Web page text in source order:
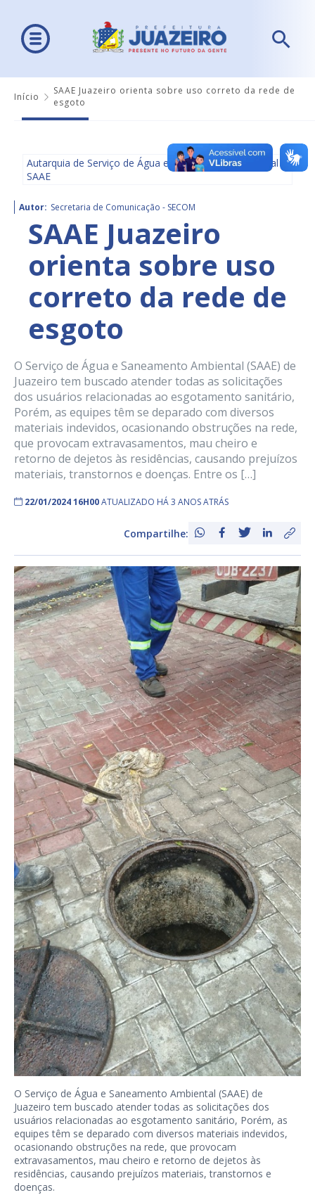
Início
SAAE Juazeiro orienta sobre uso correto da rede de
esgoto
Autarquia de Serviço de Água e Saneamento Ambiental -
SAAE
Autor: Secretaria de Comunicação - SECOM
SAAE Juazeiro
orienta sobre uso
correto da rede de
esgoto
O Serviço de Água e Saneamento Ambiental (SAAE) de
Juazeiro tem buscado atender todas as solicitações
dos usuários relacionadas ao esgotamento sanitário,
Porém, as equipes têm se deparado com diversos
materiais indevidos, ocasionando obstruções na rede,
que provocam extravasamentos, mau cheiro e
retorno de dejetos às residências, causando prejuízos
materiais, transtornos e doenças. Entre os […]
22/01/2024 16H00ATUALIZADO HÁ 3 ANOS ATRÁS
Compartilhe:
O Serviço de Água e Saneamento Ambiental (SAAE) de
Juazeiro tem buscado atender todas as solicitações dos
usuários relacionadas ao esgotamento sanitário, Porém, as
equipes têm se deparado com diversos materiais indevidos,
ocasionando obstruções na rede, que provocam
extravasamentos, mau cheiro e retorno de dejetos às
residências, causando prejuízos materiais, transtornos e
doenças.